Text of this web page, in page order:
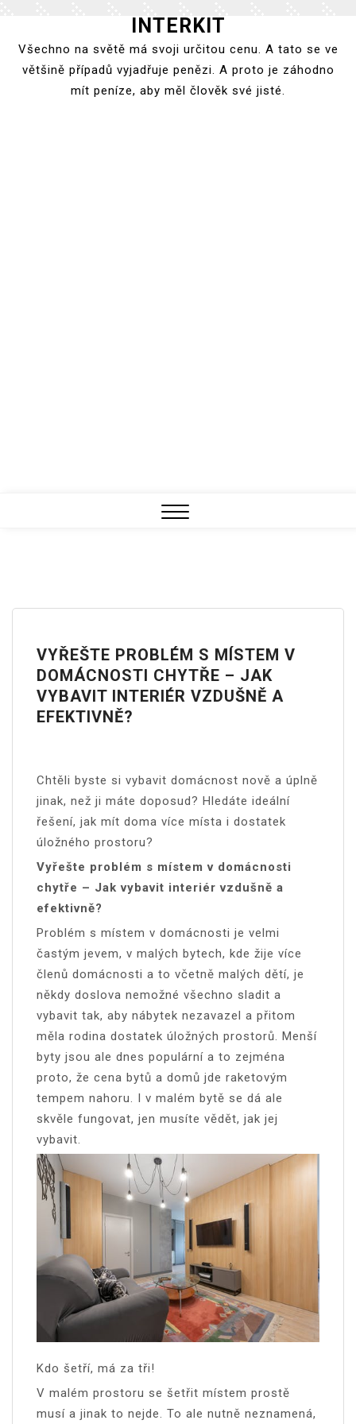
content
INTERKIT
Všechno na světě má svoji určitou cenu. A tato se ve
většině případů vyjadřuje penězi. A proto je záhodno
mít peníze, aby měl člověk své jisté.
VYŘEŠTE PROBLÉM S MÍSTEM V
DOMÁCNOSTI CHYTŘE – JAK
VYBAVIT INTERIÉR VZDUŠNĚ A
EFEKTIVNĚ?
Chtěli byste si vybavit domácnost nově a úplně
jinak, než ji máte doposud? Hledáte ideální
řešení, jak mít doma více místa i dostatek
úložného prostoru?
Vyřešte problém s místem v domácnosti
chytře – Jak vybavit interiér vzdušně a
efektivně?
Problém s místem v domácnosti je velmi
častým jevem, v malých bytech, kde žije více
členů domácnosti a to včetně malých dětí, je
někdy doslova nemožné všechno sladit a
vybavit tak, aby nábytek nezavazel a přitom
měla rodina dostatek úložných prostorů. Menší
byty jsou ale dnes populární a to zejména
proto, že cena bytů a domů jde raketovým
tempem nahoru. I v malém bytě se dá ale
skvěle fungovat, jen musíte vědět, jak jej
vybavit.
Kdo šetří, má za tři!
V malém prostoru se šetřit místem prostě
musí a jinak to nejde. To ale nutně neznamená,